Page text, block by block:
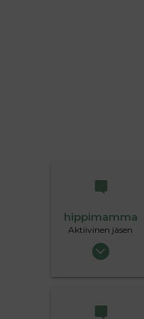
hippimamma
Aktiivinen jäsen
09.12.2004
0